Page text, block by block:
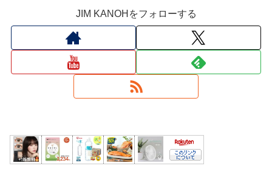
JIM KANOHをフォローする